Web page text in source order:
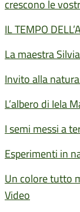
crescono le
IL TEMPO
La maestra
Invito alla
L’albero di Iela
I semi messi a
Esperimenti in
Un colore tutto
Video